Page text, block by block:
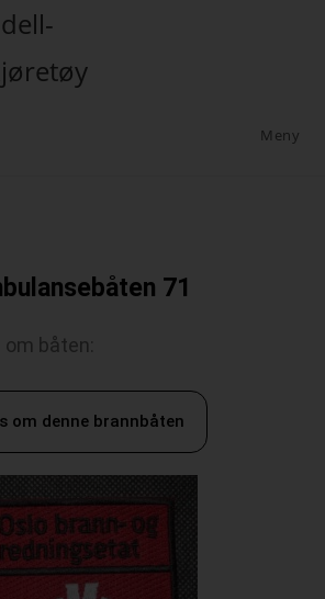
Meny
71
båten:
om denne brannbåten